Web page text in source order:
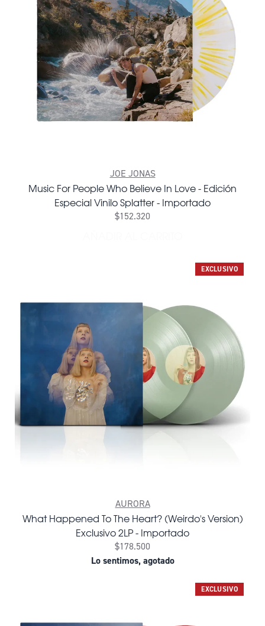
JOE JONAS
Music For People Who Believe In Love - Edición
Especial Vinilo Splatter - Importado
$152.320
EXCLUSIVO
AURORA
What Happened To The Heart? (Weirdo's Version)
Exclusivo 2LP - Importado
$178.500
Lo sentimos, agotado
EXCLUSIVO